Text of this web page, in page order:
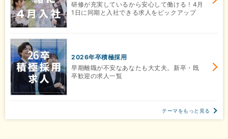
研修が充実しているから安心して働ける！4月
1日に同期と入社できる求人をピックアップ
2026年卒積極採用
早期離職が不安なあなたも大丈夫。新卒・既
卒歓迎の求人一覧
テーマをもっと見る